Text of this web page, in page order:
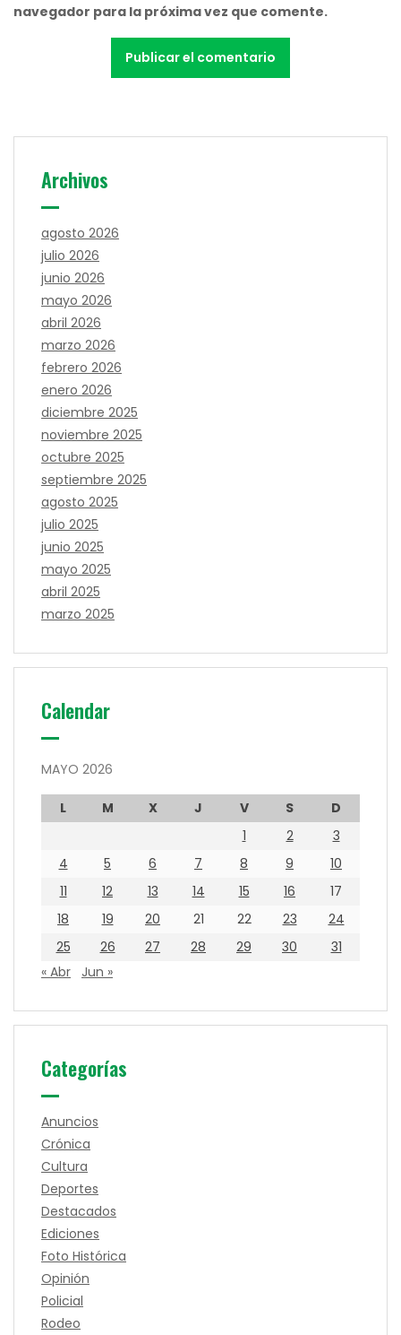
navegador para la próxima vez que comente.
Archivos
agosto 2026
julio 2026
junio 2026
mayo 2026
abril 2026
marzo 2026
febrero 2026
enero 2026
diciembre 2025
noviembre 2025
octubre 2025
septiembre 2025
agosto 2025
julio 2025
junio 2025
mayo 2025
abril 2025
marzo 2025
Calendar
MAYO 2026
L M X J V S
D
1
2
3
4
5 6 7 8 9
10
11
12 13 14 15 16
17
18
19 20 21 22 23
24
25
26 27 28 29 30
31
« Abr
Jun »
Categorías
Anuncios
Crónica
Cultura
Deportes
Destacados
Ediciones
Foto Histórica
Opinión
Policial
Rodeo